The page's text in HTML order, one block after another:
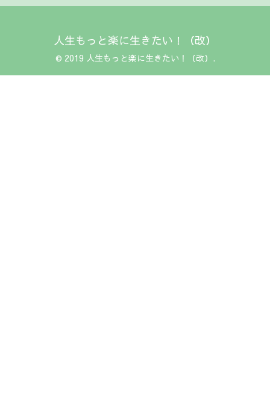
人生もっと楽に生きたい！（改）
© 2019 人生もっと楽に生きたい！（改）.